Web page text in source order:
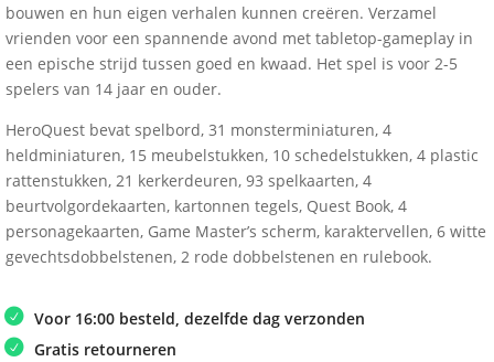
bouwen en hun eigen verhalen kunnen creëren. Verzamel
vrienden voor een spannende avond met tabletop-gameplay in
een epische strijd tussen goed en kwaad. Het spel is voor 2-5
spelers van 14 jaar en ouder.
HeroQuest bevat spelbord, 31 monsterminiaturen, 4
heldminiaturen, 15 meubelstukken, 10 schedelstukken, 4 plastic
rattenstukken, 21 kerkerdeuren, 93 spelkaarten, 4
beurtvolgordekaarten, kartonnen tegels, Quest Book, 4
personagekaarten, Game Master’s scherm, karaktervellen, 6 witte
gevechtsdobbelstenen, 2 rode dobbelstenen en rulebook.
Voor 16:00 besteld, dezelfde dag verzonden
Gratis retourneren